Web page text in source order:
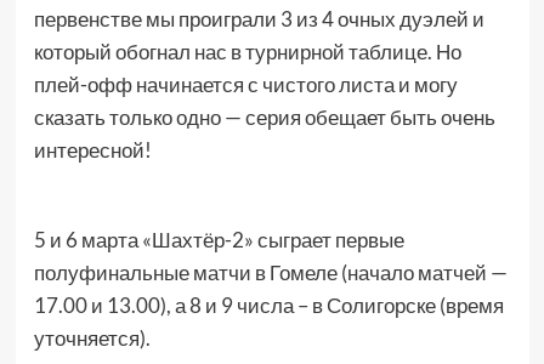
первенстве мы проиграли 3 из 4 очных дуэлей и
который обогнал нас в турнирной таблице. Но
плей-офф начинается с чистого листа и могу
сказать только одно — серия обещает быть очень
интересной!
5 и 6 марта «Шахтёр-2» сыграет первые
полуфинальные матчи в Гомеле (начало матчей —
17.00 и 13.00), а 8 и 9 числа – в Солигорске (время
уточняется).